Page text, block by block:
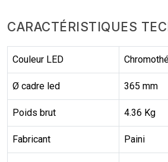
CARACTÉRISTIQUES
Couleur LED
Ø cadre led 365 mm
Poids brut 4.36 Kg
Fabricant Paini